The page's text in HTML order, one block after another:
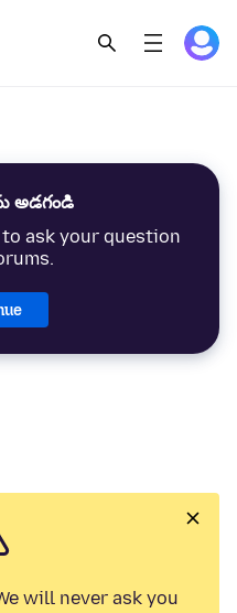
అడగండి
ask your question
will never ask you